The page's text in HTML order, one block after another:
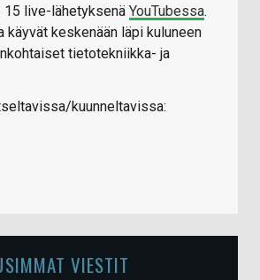
15 live-lähetyksenä YouTubessa.
käyvät keskenään läpi kuluneen
tietotekniikka- ja
kuunneltavissa:
VIESTIT